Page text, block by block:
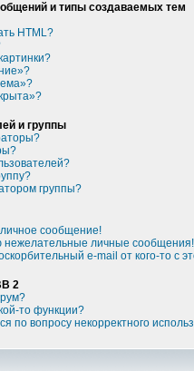
и типы создаваемых тем
HTML?
и группы
группы?
сообщение!
нежелательные личные сообщения!
e-mail от кого-то с
2
то функции?
по вопросу некорректного